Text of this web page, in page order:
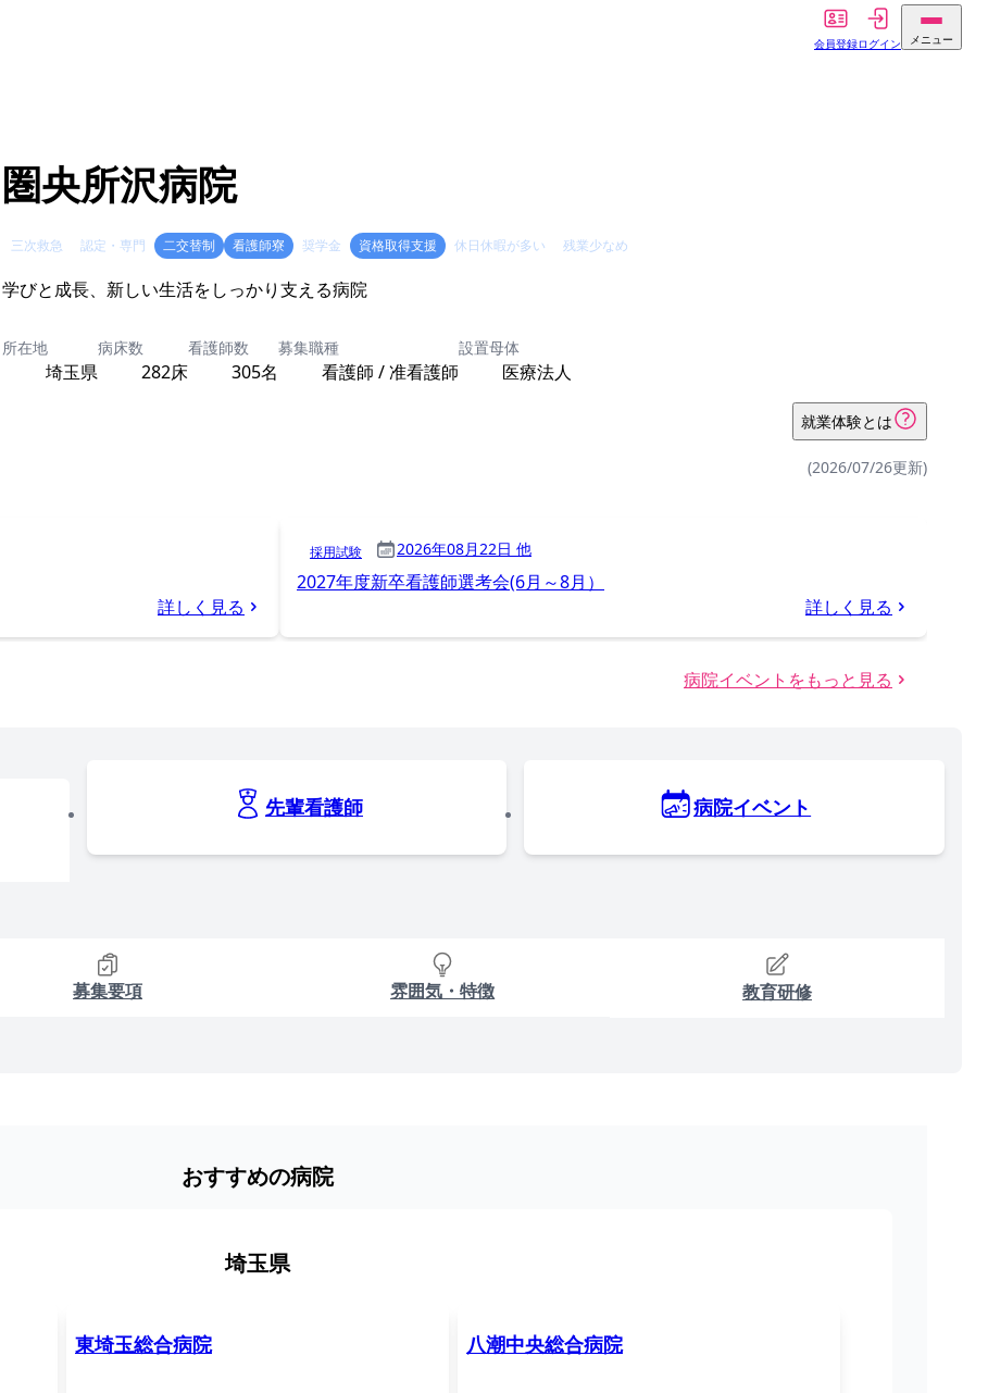
会員登録ログイン メニュー
圏央所沢病院
三次救急 認定・専門 二交替制 看護師寮 奨学金 資格取得支援 休日休暇が多い 残業少なめ
学びと成長、新しい生活をしっかり支える病院
所在地
埼玉県
病床数
282床
看護師数
305名
募集職種
看護師 / 准看護師
設置母体
医療法人
就業体験とは
(2026/07/26更新)
詳しく見る
採用試験 2026年08月22日 他
2027年度新卒看護師選考会(6月～8月）
詳しく見る
病院イベントをもっと見る
先輩看護師 病院イベント
募集要項 雰囲気・特徴 教育研修
おすすめの病院
埼玉県
東埼玉総合病院 八潮中央総合病院